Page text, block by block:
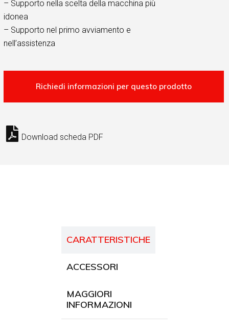
– Supporto nella scelta della macchina più
idonea
– Supporto nel primo avviamento e
nell’assistenza
Download scheda PDF
CARATTERISTICHE
ACCESSORI
MAGGIORI
INFORMAZIONI